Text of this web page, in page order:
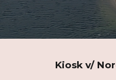
Kiosk v/